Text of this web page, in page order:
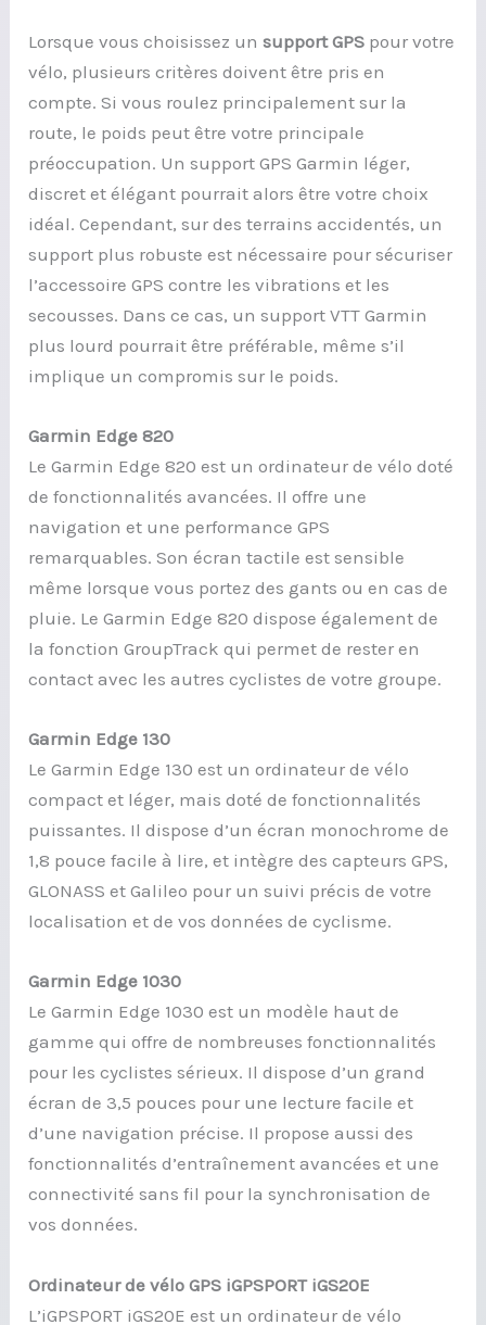
Lorsque vous choisissez unsupport GPS pour votre
vélo, plusieurs critères doivent être pris en
compte. Si vous roulez principalement sur la
route, le poids peut être votre principale
préoccupation. Un support GPS Garmin léger,
discret et élégant pourrait alors être votre choix
idéal. Cependant, sur des terrains accidentés, un
support plus robuste est nécessaire pour sécuriser
l’accessoire GPS contre les vibrations et les
secousses. Dans ce cas, un support VTT Garmin
plus lourd pourrait être préférable, même s’il
implique un compromis sur le poids.
Garmin Edge 820
Le Garmin Edge 820 est un ordinateur de vélo doté
de fonctionnalités avancées. Il offre une
navigation et une performance GPS
remarquables. Son écran tactile est sensible
même lorsque vous portez des gants ou en cas de
pluie. Le Garmin Edge 820 dispose également de
la fonction GroupTrack qui permet de rester en
contact avec les autres cyclistes de votre groupe.
Garmin Edge 130
Le Garmin Edge 130 est un ordinateur de vélo
compact et léger, mais doté de fonctionnalités
puissantes. Il dispose d’un écran monochrome de
1,8 pouce facile à lire, et intègre des capteurs GPS,
GLONASS et Galileo pour un suivi précis de votre
localisation et de vos données de cyclisme.
Garmin Edge 1030
Le Garmin Edge 1030 est un modèle haut de
gamme qui offre de nombreuses fonctionnalités
pour les cyclistes sérieux. Il dispose d’un grand
écran de 3,5 pouces pour une lecture facile et
d’une navigation précise. Il propose aussi des
fonctionnalités d’entraînement avancées et une
connectivité sans fil pour la synchronisation de
vos données.
Ordinateur de vélo GPS iGPSPORT iGS20E
L’iGPSPORT iGS20E est un ordinateur de vélo